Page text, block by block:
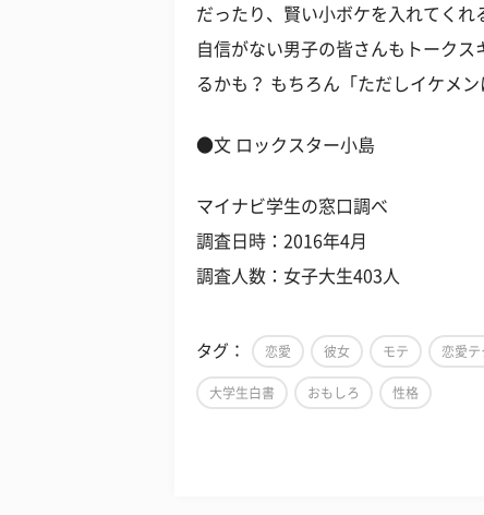
だったり、賢い小ボケを入れてく
自信がない男子の皆さんもトーク
るかも？ もちろん「ただしイケメ
●文 ロックスター小島
マイナビ学生の窓口調べ
調査日時：2016年4月
調査人数：女子大生403人
タグ： 恋愛 彼女 モテ 恋愛テ
大学生白書 おもしろ 性格